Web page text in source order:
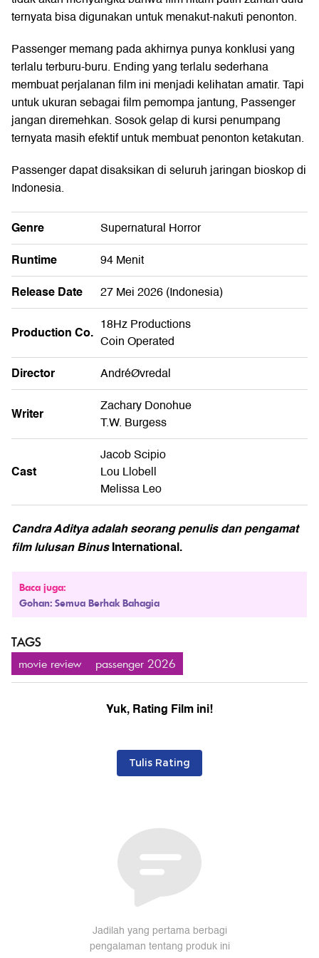
ternyata bisa digunakan untuk menakut-nakuti penonton.
Passenger memang pada akhirnya punya konklusi yang
terlalu terburu-buru. Ending yang terlalu sederhana
membuat perjalanan film ini menjadi kelihatan amatir. Tapi
untuk ukuran sebagai film pemompa jantung, Passenger
jangan diremehkan. Sosok gelap di kursi penumpang
ternyata masih efektif untuk membuat penonton ketakutan.
Passenger dapat disaksikan di seluruh jaringan bioskop di
Indonesia.
Genre Supernatural Horror
Runtime 94 Menit
Release Date 27 Mei 2026 (Indonesia)
Production Co. 18Hz Productions
Coin Operated
Director AndréØvredal
Writer
Zachary Donohue
T.W. Burgess
Cast
Jacob Scipio
Lou Llobell
Melissa Leo
Candra Aditya adalah seorang penulis dan pengamat
film lulusan BinusInternational.
Baca juga:
Gohan: Semua Berhak Bahagia
TAGS
movie review passenger 2026